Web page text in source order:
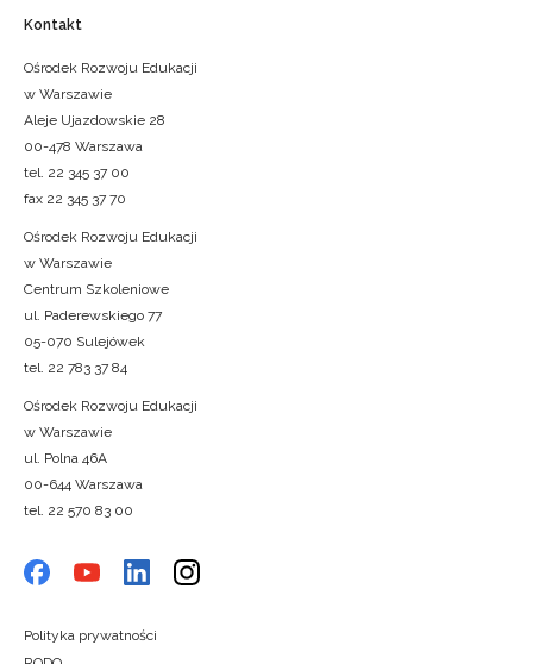
Kontakt
Ośrodek Rozwoju Edukacji
w Warszawie
Aleje Ujazdowskie 28
00-478 Warszawa
tel. 22 345 37 00
fax 22 345 37 70
Ośrodek Rozwoju Edukacji
w Warszawie
Centrum Szkoleniowe
ul. Paderewskiego 77
05-070 Sulejówek
tel. 22 783 37 84
Ośrodek Rozwoju Edukacji
w Warszawie
ul. Polna 46A
00-644 Warszawa
tel. 22 570 83 00
Polityka prywatności